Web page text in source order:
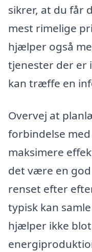
sikrer, at du får
mest rimelige
hjælper også
tjenester der er
kan træffe en
Overvej at
forbindelse
maksimere
det være en
renset efter
typisk kan
hjælper ikke